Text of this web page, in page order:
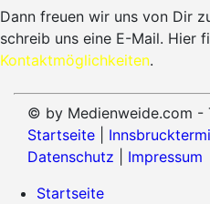
Dann freuen wir uns von Dir
schreib uns eine E-Mail. Hier
Kontaktmöglichkeiten.
© by Medienweide.com -
Startseite
Datenschutz
Impressum
Startseite